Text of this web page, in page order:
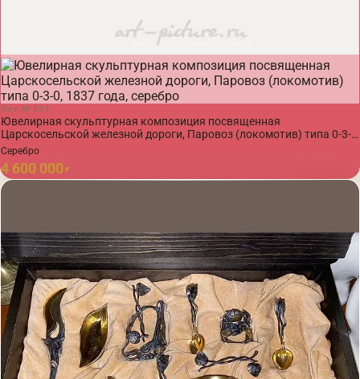
Лот № 201
Ювелирная скульптурная композиция посвященная
Царскосельской железной дороги, Паровоз (локомотив) типа 0-3-
0, 1837 года, серебро
Серебро
4 600 000 ₽